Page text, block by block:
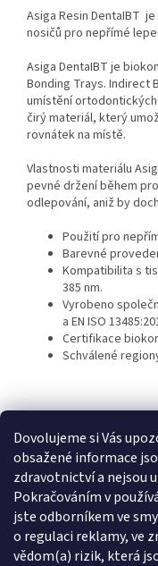
Dovolujeme si Vás
obsažené informace
zdravotnictví a nejsou
Pokračováním v
jste odborníkem ve
o regulaci reklamy, ve
vědom(a) rizik, která
Asiga Resin DentaIBT
nosičů pro nepřímé
Asiga DentaIBT je
Bonding Trays. Indirect
umístění
čirý materiál, který
rovnátek na místě.
Vlastnosti materiálu
pevné držení během
odlepování, aniž by
Použití pro
Barevné
Kompatibilita s
385 nm.
Vyrobeno
a EN ISO
Certifikace
Schválené
Informace pro vás